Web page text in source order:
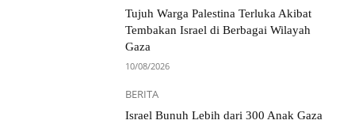
Tujuh Warga Palestina Terluka Akibat
Tembakan Israel di Berbagai Wilayah
Gaza
10/08/2026
BERITA
Israel Bunuh Lebih dari 300 Anak Gaza